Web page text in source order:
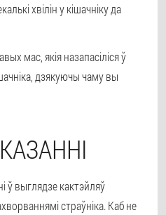
хвілін у кішачніку да
мас, якія назапасіліся ў
дзякуючы чаму вы
ў выглядзе кактэйляў
страўніка. Каб не